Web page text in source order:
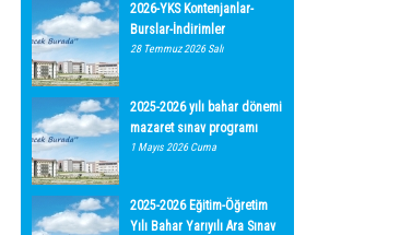
2026-YKS Kontenjanlar-
Burslar-İndirimler
28 Temmuz 2026 Salı
2025-2026 yılı bahar dönemi
mazaret sınav programı
1 Mayıs 2026 Cuma
2025-2026 Eğitim-Öğretim
Yılı Bahar Yarıyılı Ara Sınav